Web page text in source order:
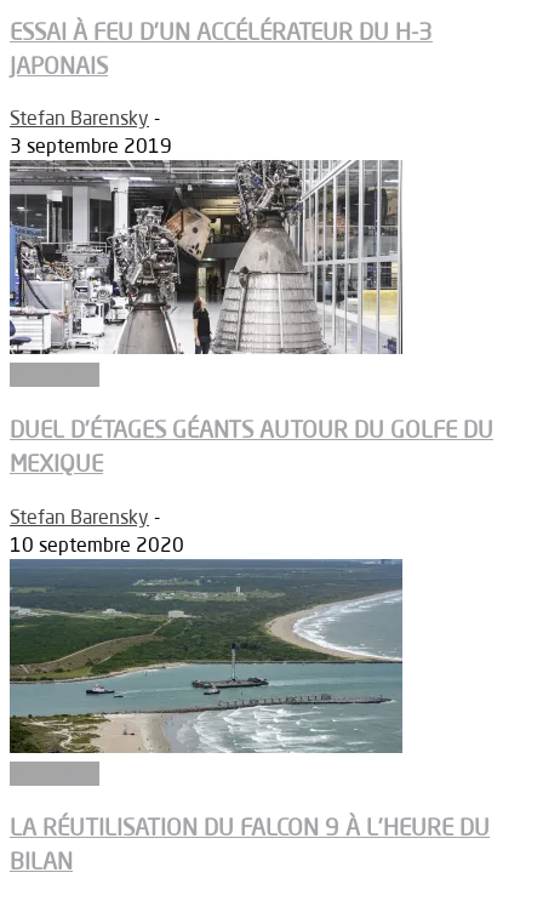
ESSAI À FEU D’UN ACCÉLÉRATEUR DU H-3
JAPONAIS
Stefan Barensky -
3 septembre 2019
DUEL D’ÉTAGES GÉANTS AUTOUR DU GOLFE DU
MEXIQUE
Stefan Barensky -
10 septembre 2020
LA RÉUTILISATION DU FALCON 9 À L’HEURE DU
BILAN